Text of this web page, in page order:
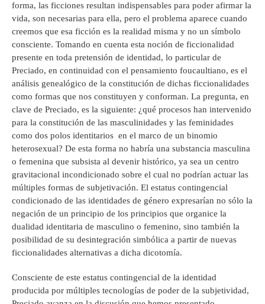
forma, las ficciones resultan indispensables para poder afirmar la
vida, son necesarias para ella, pero el problema aparece cuando
creemos que esa ficción es la realidad misma y no un símbolo
consciente. Tomando en cuenta esta noción de ficcionalidad
presente en toda pretensión de identidad, lo particular de
Preciado, en continuidad con el pensamiento foucaultiano, es el
análisis genealógico de la constitución de dichas ficcionalidades
como formas que nos constituyen y conforman. La pregunta, en
clave de Preciado, es la siguiente: ¿qué procesos han intervenido
para la constitución de las masculinidades y las feminidades
como dos polos identitarios en el marco de un binomio
heterosexual? De esta forma no habría una substancia masculina
o femenina que subsista al devenir histórico, ya sea un centro
gravitacional incondicionado sobre el cual no podrían actuar las
múltiples formas de subjetivación. El estatus contingencial
condicionado de las identidades de género expresarían no sólo la
negación de un principio de los principios que organice la
dualidad identitaria de masculino o femenino, sino también la
posibilidad de su desintegración simbólica a partir de nuevas
ficcionalidades alternativas a dicha dicotomía.
Consciente de este estatus contingencial de la identidad
producida por múltiples tecnologías de poder de la subjetividad,